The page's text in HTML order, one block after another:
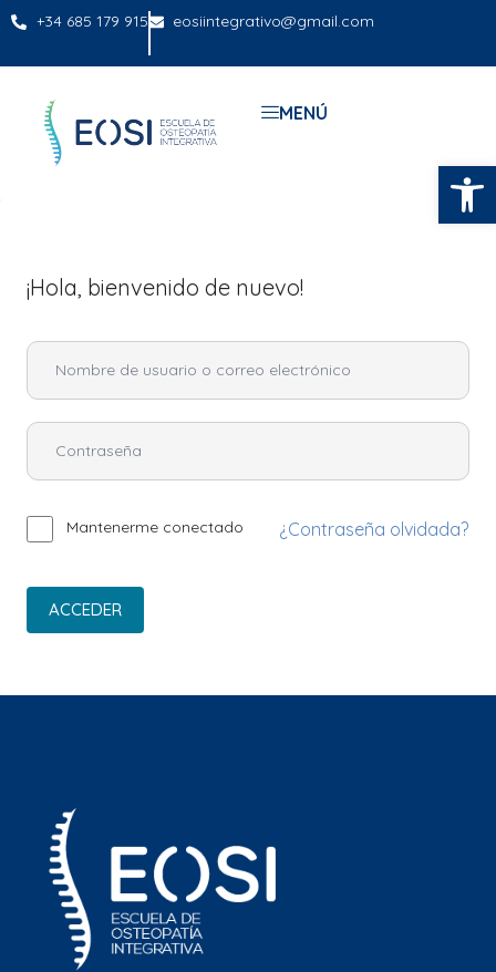
+34 685 179 915 eosiintegrativo@gmail.com
MENÚ
¡Hola, bienvenido de nuevo!
Mantenerme conectado ¿Contraseña olvidada?
ACCEDER